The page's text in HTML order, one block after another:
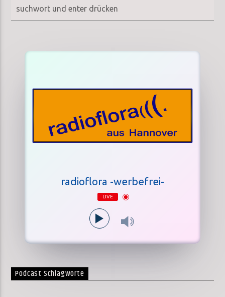
radioflora -werbefrei-
LIVE
Podcast Schlagworte